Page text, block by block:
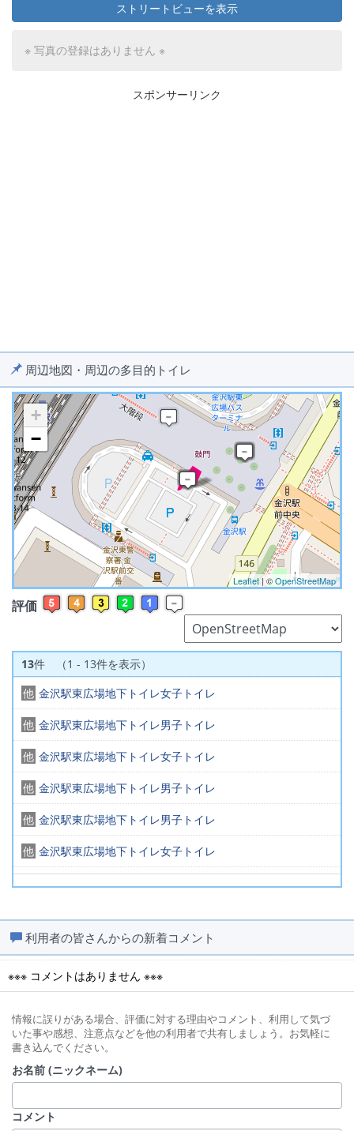
ストリートビューを表示
※ 写真の登録はありません ※
スポンサーリンク
周辺地図・周辺の多目的トイレ
※ マップを検索、表示中です ※
+
−
Leaflet| ©OpenStreetMap
評価
13件 （1 - 13件を表示）
他 金沢駅東広場地下トイレ女子トイレ
他 金沢駅東広場地下トイレ男子トイレ
他 金沢駅東広場地下トイレ女子トイレ
他 金沢駅東広場地下トイレ男子トイレ
他 金沢駅東広場地下トイレ男子トイレ
他 金沢駅東広場地下トイレ女子トイレ
他金沢駅東広場地下トイレ女子トイレ
他金沢駅東広場地下トイレ女子トイレ
他金沢駅東広場地下トイレ男子トイレ
他金沢駅東広場地下トイレ男子トイレ
他金沢駅東広場（地階）
利用者の皆さんからの新着コメント
※※※ コメントはありません ※※※
情報に誤りがある場合、評価に対する理由やコメント、利用して気づ
いた事や感想、注意点などを他の利用者で共有しましょう。お気軽に
書き込んでください。
お名前 (ニックネーム)
コメント